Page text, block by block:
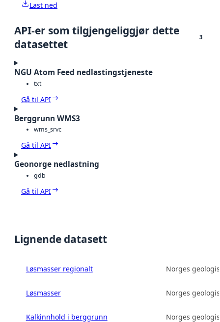
Last ned
API-er som tilgjengeliggjør dette
datasettet
3
NGU Atom Feed nedlastingstjeneste
txt
Gå til API
Berggrunn WMS3
wms_srvc
Gå til API
Geonorge nedlastning
gdb
Gå til API
Lignende datasett
Løsmasser regionalt Norges
Løsmasser Norges
Kalkinnhold i berggrunn Norges